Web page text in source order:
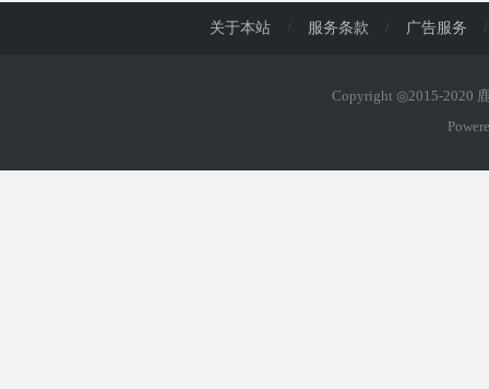
关于本站 / 服务条款 / 广告服务 /
Copyright ◎2015-2020